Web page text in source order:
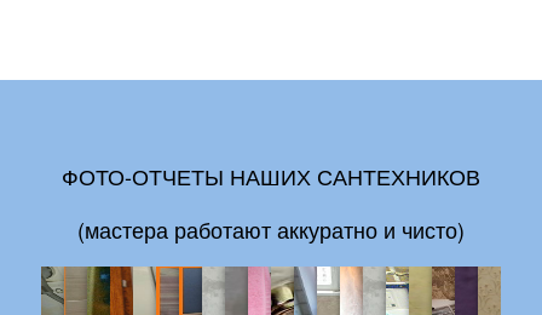
ФОТО-ОТЧЕТЫ НАШИХ САНТЕХНИКОВ
(мастера работают аккуратно и чисто)